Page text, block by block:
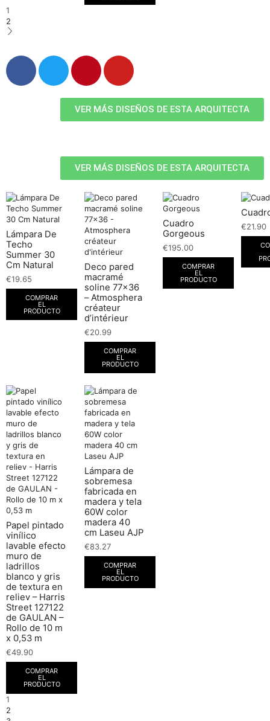
1
2
VER MÁS DISEÑOS DE ESTA ARQUITECTA
VER MÁS DISEÑOS DE ESTA ARQUITECTA
Lámpara De
Techo
Summer 30
Cm Natural
€19.65
COMPRAR
EL
PRODUCTO
Deco pared
macramé
soline 77×36
– Atmosphera
créateur
d’intérieur
€20.99
COMPRAR
EL
PRODUCTO
Cuadro
Gorgeous
€195.00
COMPRAR
EL
PRODUCTO
€21.90
Papel pintado
vinílico
lavable efecto
muro de
ladrillos
blanco y gris
de textura en
reliev – Harris
Street 127122
de GAULAN –
Rollo de 10 m
x 0,53 m
€49.90
COMPRAR
EL
PRODUCTO
Lámpara de
sobremesa
fabricada en
madera y tela
60W color
madera 40
cm Laseu AJP
€83.27
COMPRAR
EL
PRODUCTO
1
2